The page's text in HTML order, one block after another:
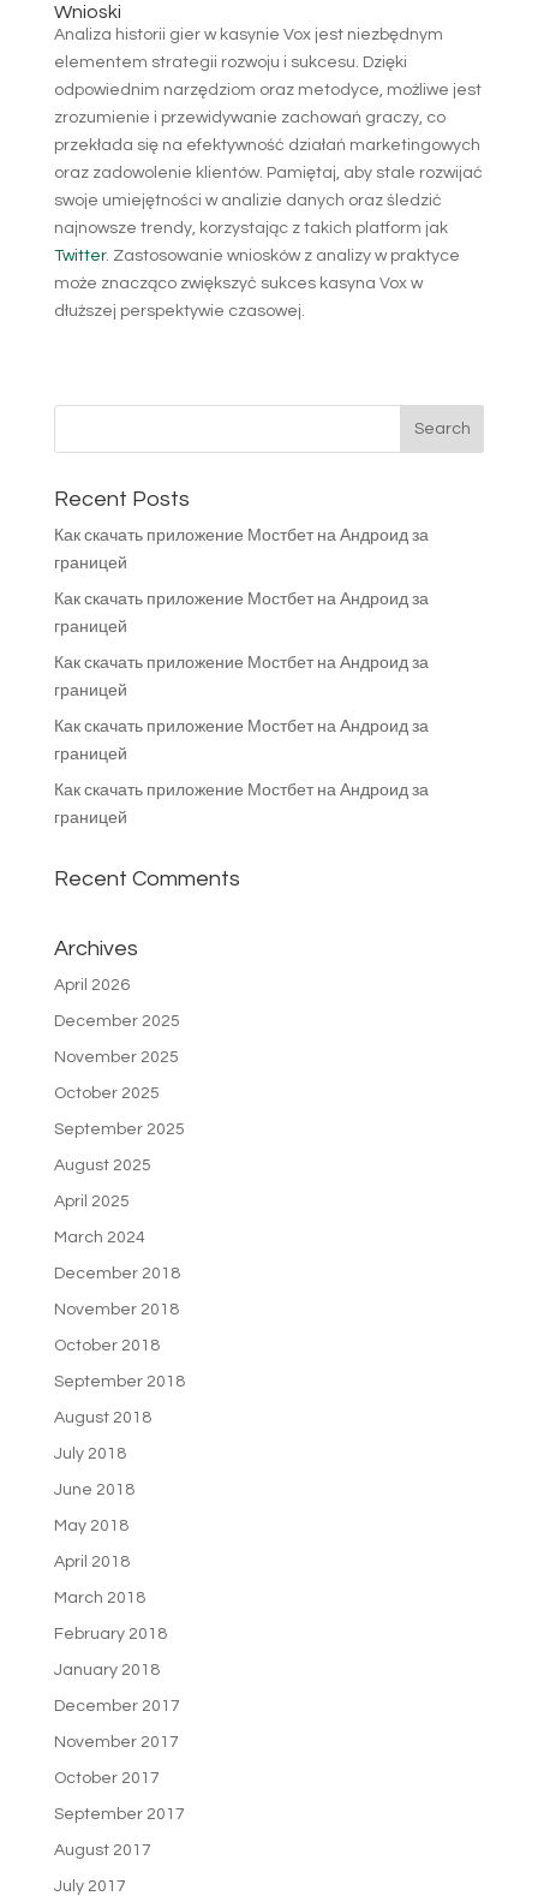
Wnioski
Analiza historii gier w kasynie Vox jest niezbędnym
elementem strategii rozwoju i sukcesu. Dzięki
odpowiednim narzędziom oraz metodyce, możliwe jest
zrozumienie i przewidywanie zachowań graczy, co
przekłada się na efektywność działań marketingowych
oraz zadowolenie klientów. Pamiętaj, aby stale rozwijać
swoje umiejętności w analizie danych oraz śledzić
najnowsze trendy, korzystając z takich platform jak
Twitter. Zastosowanie wniosków z analizy w praktyce
może znacząco zwiększyć sukces kasyna Vox w
dłuższej perspektywie czasowej.
Recent Posts
Как скачать приложение Мостбет на Андроид за
границей
Как скачать приложение Мостбет на Андроид за
границей
Как скачать приложение Мостбет на Андроид за
границей
Как скачать приложение Мостбет на Андроид за
границей
Как скачать приложение Мостбет на Андроид за
границей
Recent Comments
Archives
April 2026
December 2025
November 2025
October 2025
September 2025
August 2025
April 2025
March 2024
December 2018
November 2018
October 2018
September 2018
August 2018
July 2018
June 2018
May 2018
April 2018
March 2018
February 2018
January 2018
December 2017
November 2017
October 2017
September 2017
August 2017
July 2017